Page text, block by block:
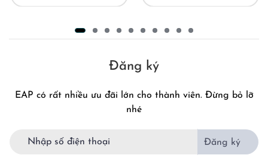
Đăng ký
EAP có rất nhiều ưu đãi lớn cho thành viên. Đừng bỏ lỡ
nhé
Đăng ký